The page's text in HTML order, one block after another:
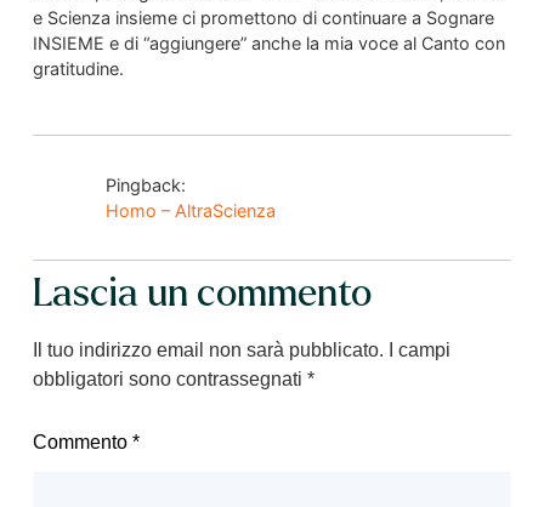
e Scienza insieme ci promettono di continuare a Sognare
INSIEME e di “aggiungere” anche la mia voce al Canto con
gratitudine.
Pingback:
Homo – AltraScienza
Lascia un commento
Il tuo indirizzo email non sarà pubblicato.
I campi
obbligatori sono contrassegnati *
Commento *